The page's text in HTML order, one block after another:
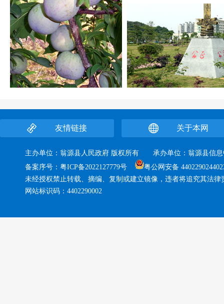
友情链接 关于本网
主办单位：翁源县人民政府 版权所有 承办单位：翁源县
备案序号： 粤ICP备2022127779号
粤公网安备
未经授权禁止转载、摘编、复制或建立镜像，违者将追究其法律
网站标识码：4402290002